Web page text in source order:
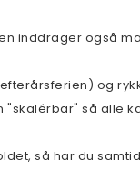
inddrager også
og
så alle
så har du